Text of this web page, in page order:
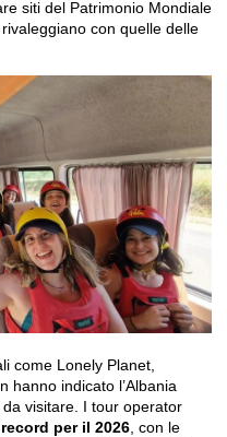
siti del Patrimonio Mondiale
con quelle delle
come Lonely Planet,
hanno indicato l’Albania
visitare. I tour operator
per il 2026 , con le